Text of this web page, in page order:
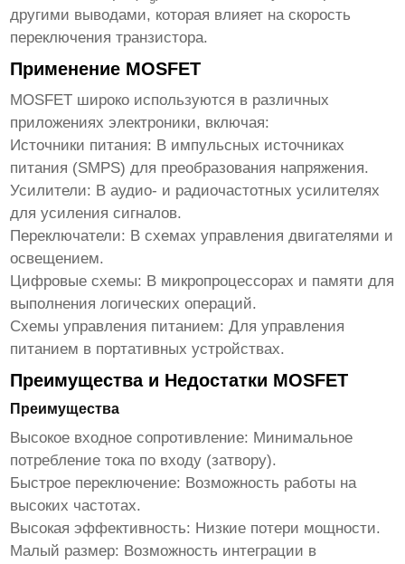
другими выводами, которая влияет на скорость
переключения транзистора.
Применение MOSFET
MOSFET широко используются в различных
приложениях электроники, включая:
Источники питания: В импульсных источниках
питания (SMPS) для преобразования напряжения.
Усилители: В аудио- и радиочастотных усилителях
для усиления сигналов.
Переключатели: В схемах управления двигателями и
освещением.
Цифровые схемы: В микропроцессорах и памяти для
выполнения логических операций.
Схемы управления питанием: Для управления
питанием в портативных устройствах.
Преимущества и Недостатки MOSFET
Преимущества
Высокое входное сопротивление: Минимальное
потребление тока по входу (затвору).
Быстрое переключение: Возможность работы на
высоких частотах.
Высокая эффективность: Низкие потери мощности.
Малый размер: Возможность интеграции в